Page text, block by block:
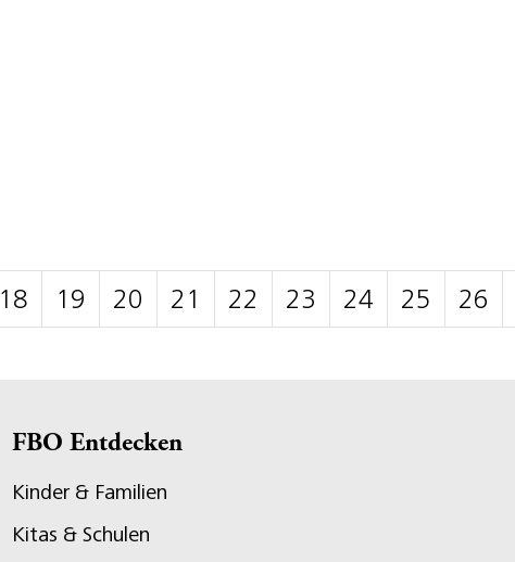
18 19 20 21 22 23 24 25 26
FBO Entdecken
Kinder & Familien
Kitas & Schulen